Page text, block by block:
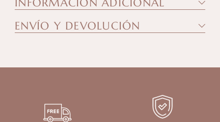
INFORMACIÓN ADICIONAL
ENVÍO Y DEVOLUCIÓN